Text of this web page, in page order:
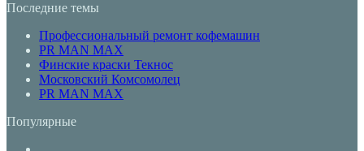
Последние темы
Профессиональный ремонт кофемашин
PR MAN MAX
Финские краски Текнос
Московский Комсомолец
PR MAN MAX
Популярные